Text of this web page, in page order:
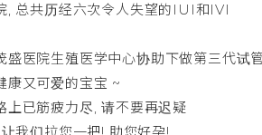
, 总共历经六次令人失望的IUI和IVI
盛医院生殖医学中心协助下做第三代试
康又可爱的宝宝 ~
上已筋疲力尽, 请不要再迟疑